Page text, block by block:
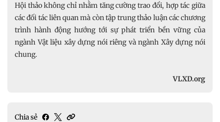
Hội thảo không chỉ nhằm tăng cường trao đổi, hợp tác giữa
các đối tác liên quan mà còn tập trung thảo luận các chương
trình hành động hướng tới sự phát triển bền vững của
ngành Vật liệu xây dựng nói riêng và ngành Xây dựng nói
chung.
VLXD.org
Chia sẻ